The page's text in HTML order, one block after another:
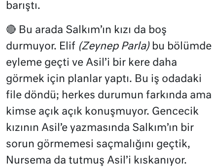
barıştı.
🔴 Bu arada Salkım’ın kızı da boş
durmuyor. Elif (Zeynep Parla) bu bölümde
eyleme geçti ve Asil’i bir kere daha
görmek için planlar yaptı. Bu iş odadaki
file döndü; herkes durumun farkında ama
kimse açık açık konuşmuyor. Gencecik
kızının Asil’e yazmasında Salkım’ın bir
sorun görmemesi saçmalığını geçtik,
Nursema da tutmuş Asil’i kıskanıyor.